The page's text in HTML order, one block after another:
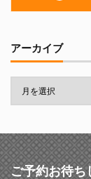
アーカイブ
ご予約お待ち